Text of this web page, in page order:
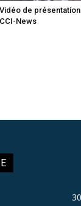
Vidéo de présentation
CCI-News